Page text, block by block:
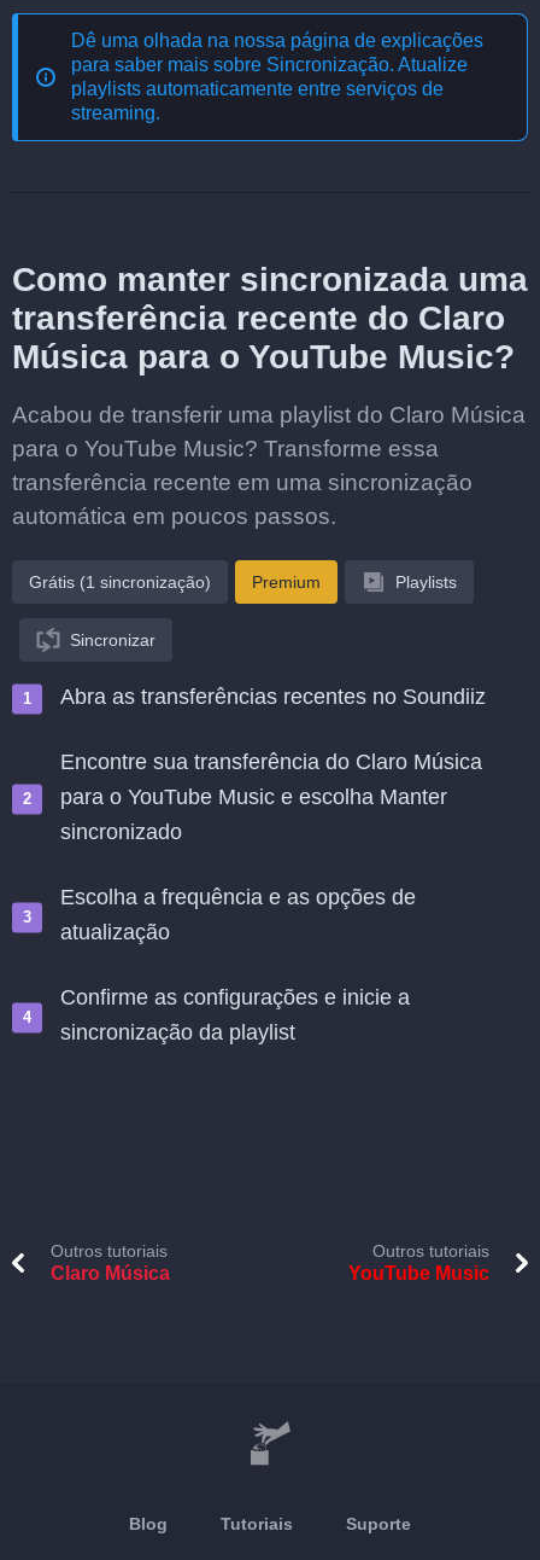
Dê uma olhada na nossa página de explicações
para saber mais sobre Sincronização. Atualize
playlists automaticamente entre serviços de
streaming.
Como manter sincronizada uma
transferência recente do Claro
Música para o YouTube Music?
Acabou de transferir uma playlist do Claro Música
para o YouTube Music? Transforme essa
transferência recente em uma sincronização
automática em poucos passos.
Grátis (1 sincronização) Premium Playlists
Sincronizar
Abra as transferências recentes no Soundiiz
Encontre sua transferência do Claro Música
para o YouTube Music e escolha Manter
sincronizado
Escolha a frequência e as opções de
atualização
Confirme as configurações e inicie a
sincronização da playlist
Outros tutoriais
Claro Música
Outros tutoriais
YouTube Music
Blog Tutoriais Suporte